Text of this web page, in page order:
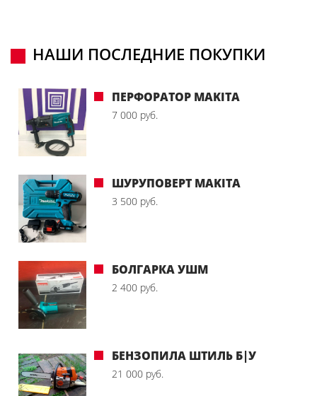
НАШИ ПОСЛЕДНИЕ ПОКУПКИ
ПЕРФОРАТОР MAKITA
7 000 руб.
ШУРУПОВЕРТ MAKITA
3 500 руб.
БОЛГАРКА УШМ
2 400 руб.
БЕНЗОПИЛА ШТИЛЬ Б|У
21 000 руб.